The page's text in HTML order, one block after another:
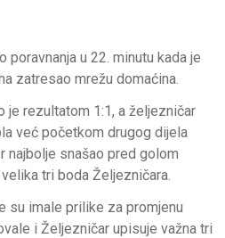
u 22. minutu kada je
zatresao mrežu domaćina.
je rezultatom 1:1, a željezničar
već početkom drugog dijela
najbolje snašao pred golom
tri boda Željezničara.
su imale prilike za promjenu
i Željezničar upisuje važna tri